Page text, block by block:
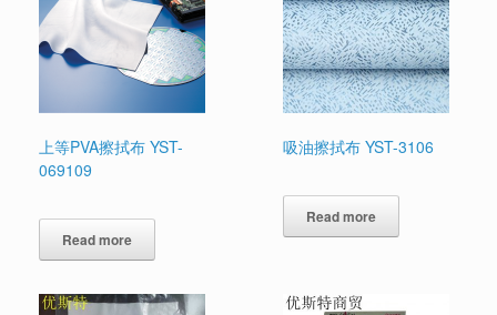
上等PVA擦拭布 YST-
069109
Read more
吸油擦拭布 YST-3106
Read more